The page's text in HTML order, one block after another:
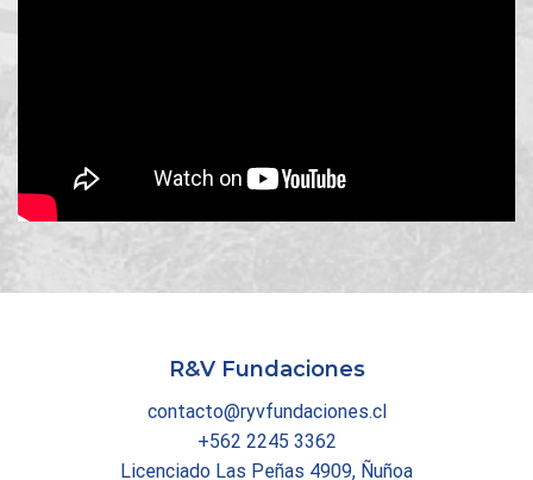
R&V Fundaciones
contacto@ryvfundaciones.cl
+562 2245 3362
Licenciado Las Peñas 4909, Ñuñoa